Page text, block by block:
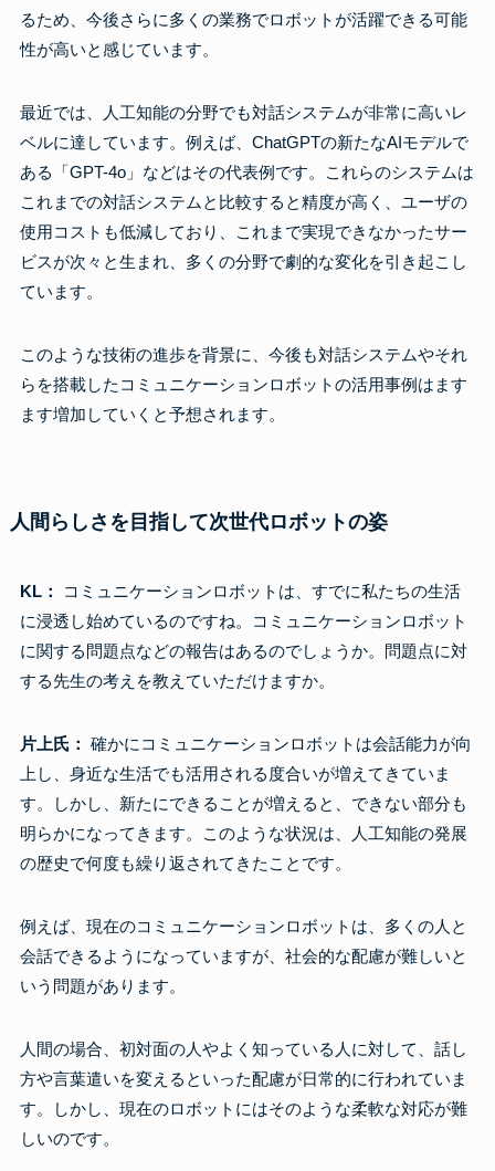
るため、今後さらに多くの業務でロボットが活躍できる可能
性が高いと感じています。
最近では、人工知能の分野でも対話システムが非常に高いレ
ベルに達しています。例えば、ChatGPTの新たなAIモデルで
ある「GPT-4o」などはその代表例です。これらのシステムは
これまでの対話システムと比較すると精度が高く、ユーザの
使用コストも低減しており、これまで実現できなかったサー
ビスが次々と生まれ、多くの分野で劇的な変化を引き起こし
ています。
このような技術の進歩を背景に、今後も対話システムやそれ
らを搭載したコミュニケーションロボットの活用事例はます
ます増加していくと予想されます。
人間らしさを目指して次世代ロボットの姿
KL：
コミュニケーションロボットは、すでに私たちの生活
に浸透し始めているのですね。コミュニケーションロボット
に関する問題点などの報告はあるのでしょうか。問題点に対
する先生の考えを教えていただけますか。
片上氏： 確かにコミュニケーションロボットは会話能力が向
上し、身近な生活でも活用される度合いが増えてきていま
す。しかし、新たにできることが増えると、できない部分も
明らかになってきます。このような状況は、人工知能の発展
の歴史で何度も繰り返されてきたことです。
例えば、現在のコミュニケーションロボットは、多くの人と
会話できるようになっていますが、社会的な配慮が難しいと
いう問題があります。
人間の場合、初対面の人やよく知っている人に対して、話し
方や言葉遣いを変えるといった配慮が日常的に行われていま
す。しかし、現在のロボットにはそのような柔軟な対応が難
しいのです。